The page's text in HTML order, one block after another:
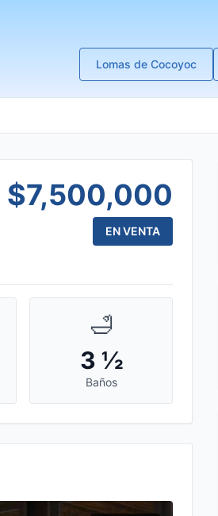
Lomas de Cocoyoc
$7,500,000
EN VENTA
🛁
3 ½
Baños